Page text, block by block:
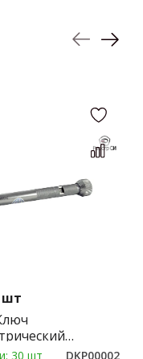
шт
типа 2-10 Nm.
30 шт
DKP00002